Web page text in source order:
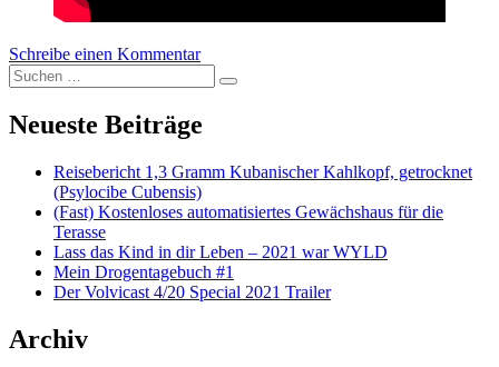
Schreibe einen Kommentarzu Volvicast 0025 | Julian hat sich
eingepisst (ohne scheiß)
Suchen nach:
Suchen
Neueste Beiträge
Reisebericht 1,3 Gramm Kubanischer Kahlkopf, getrocknet
(Psylocibe Cubensis)
(Fast) Kostenloses automatisiertes Gewächshaus für die
Terasse
Lass das Kind in dir Leben – 2021 war WYLD
Mein Drogentagebuch #1
Der Volvicast 4/20 Special 2021 Trailer
Archiv